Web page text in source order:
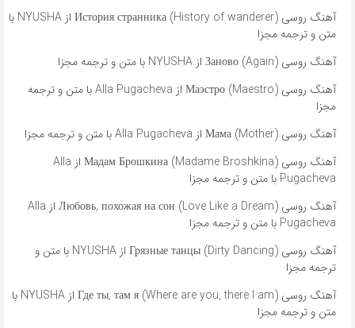
آهنگ روسی История странника (History of wanderer) از NYUSHA با
متن و ترجمه مجزا
آهنگ روسی Заново (Again) از NYUSHA با متن و ترجمه مجزا
آهنگ روسی Маэстро (Maestro) از Alla Pugacheva با متن و ترجمه
مجزا
آهنگ روسی Мама (Mother) از Alla Pugacheva با متن و ترجمه مجزا
آهنگ روسی Мадам Брошкина (Madame Broshkina) از Alla
Pugacheva با متن و ترجمه مجزا
آهنگ روسی Любовь, похожая на сон (Love Like a Dream) از Alla
Pugacheva با متن و ترجمه مجزا
آهنگ روسی Грязные танцы (Dirty Dancing) از NYUSHA با متن و
ترجمه مجزا
آهنگ روسی Где ты, там я (Where are you, there I am) از NYUSHA با
متن و ترجمه مجزا